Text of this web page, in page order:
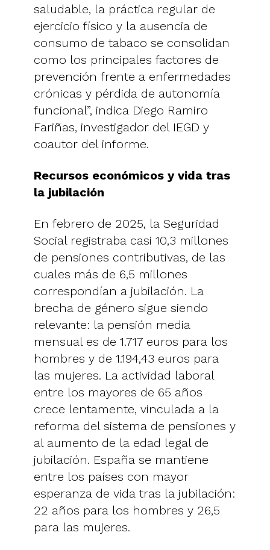
saludable, la práctica regular de
ejercicio físico y la ausencia de
consumo de tabaco se consolidan
como los principales factores de
prevención frente a enfermedades
crónicas y pérdida de autonomía
funcional”, indica Diego Ramiro
Fariñas, investigador del IEGD y
coautor del informe.
Recursos económicos y vida tras
la jubilación
En febrero de 2025, la Seguridad
Social registraba casi 10,3 millones
de pensiones contributivas, de las
cuales más de 6,5 millones
correspondían a jubilación. La
brecha de género sigue siendo
relevante: la pensión media
mensual es de 1.717 euros para los
hombres y de 1.194,43 euros para
las mujeres. La actividad laboral
entre los mayores de 65 años
crece lentamente, vinculada a la
reforma del sistema de pensiones y
al aumento de la edad legal de
jubilación. España se mantiene
entre los países con mayor
esperanza de vida tras la jubilación:
22 años para los hombres y 26,5
para las mujeres.